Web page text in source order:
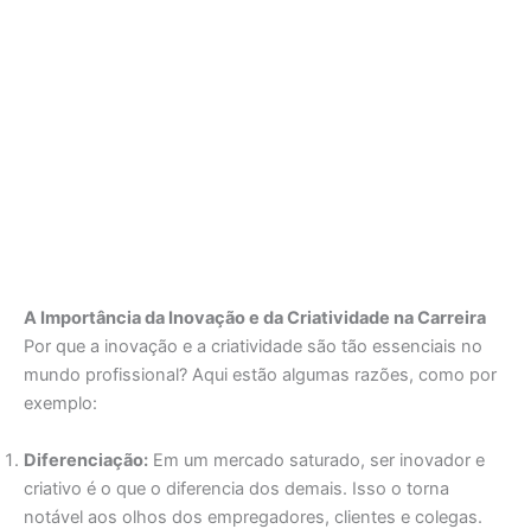
A Importância da Inovação e da Criatividade na Carreira
Por que a inovação e a criatividade são tão essenciais no
mundo profissional? Aqui estão algumas razões, como por
exemplo:
Diferenciação: Em um mercado saturado, ser inovador e
criativo é o que o diferencia dos demais. Isso o torna
notável aos olhos dos empregadores, clientes e colegas.